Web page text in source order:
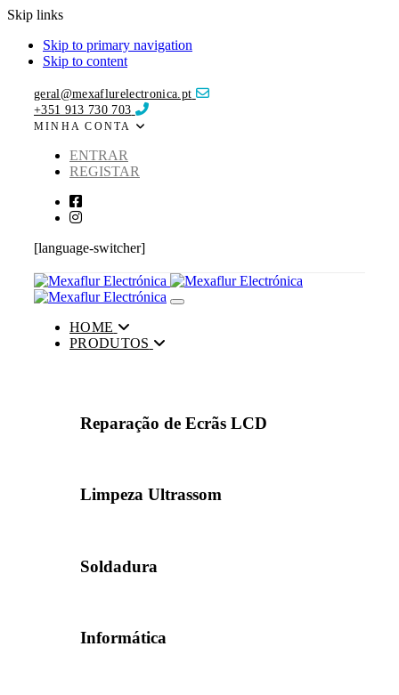
Skip links
Skip to primary navigation
Skip to content
geral@mexaflurelectronica.pt
+351 913 730 703
MINHA CONTA
ENTRAR
REGISTAR
[language-switcher]
Toggle navigation
HOME
PRODUTOS
Reparação de Ecrãs LCD
Limpeza Ultrassom
Soldadura
Informática